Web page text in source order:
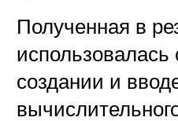
Полученная в
создании и